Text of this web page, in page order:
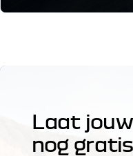
Laat
nog